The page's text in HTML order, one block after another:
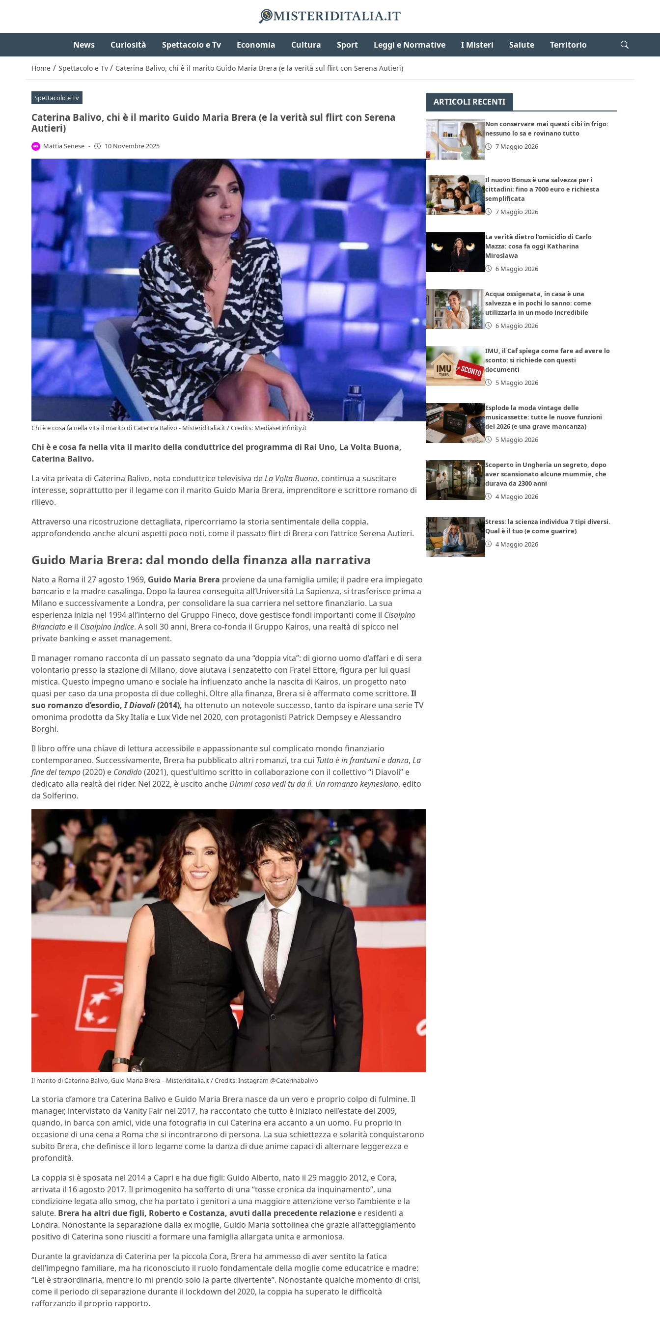
News Curiosità Spettacolo e Tv Economia Cultura Sport Leggi e Normative I Misteri Salute Territorio
Home / Spettacolo e Tv / Caterina Balivo, chi è il marito Guido Maria Brera (e la verità sul flirt con Serena Autieri)
Spettacolo e Tv
Caterina Balivo, chi è il marito Guido Maria Brera (e la verità sul flirt con Serena
Autieri)
Mattia Senese - 10 Novembre 2025
Chi è e cosa fa nella vita il marito di Caterina Balivo - Misteriditalia.it / Credits: Mediasetinfinity.it
Chi è e cosa fa nella vita il marito della conduttrice del programma di Rai Uno, La Volta Buona,
Caterina Balivo.
La vita privata di Caterina Balivo, nota conduttrice televisiva deLa Volta Buona, continua a suscitare
interesse, soprattutto per il legame con il marito Guido Maria Brera, imprenditore e scrittore romano di
rilievo.
Attraverso una ricostruzione dettagliata, ripercorriamo la storia sentimentale della coppia,
approfondendo anche alcuni aspetti poco noti, come il passato flirt di Brera con l’attrice Serena Autieri.
Guido Maria Brera: dal mondo della finanza alla narrativa
Nato a Roma il 27 agosto 1969, Guido Maria Brera proviene da una famiglia umile; il padre era impiegato
bancario e la madre casalinga. Dopo la laurea conseguita all’Università La Sapienza, si trasferisce prima a
Milano e successivamente a Londra, per consolidare la sua carriera nel settore finanziario. La sua
esperienza inizia nel 1994 all’interno del Gruppo Fineco, dove gestisce fondi importanti come il Cisalpino
Bilanciato e il Cisalpino Indice. A soli 30 anni, Brera co-fonda il Gruppo Kairos, una realtà di spicco nel
private banking e asset management.
Il manager romano racconta di un passato segnato da una “doppia vita”: di giorno uomo d’affari e di sera
volontario presso la stazione di Milano, dove aiutava i senzatetto con Fratel Ettore, figura per lui quasi
mistica. Questo impegno umano e sociale ha influenzato anche la nascita di Kairos, un progetto nato
quasi per caso da una proposta di due colleghi. Oltre alla finanza, Brera si è affermato come scrittore. Il
suo romanzo d’esordio,I Diavoli(2014), ha ottenuto un notevole successo, tanto da ispirare una serie TV
omonima prodotta da Sky Italia e Lux Vide nel 2020, con protagonisti Patrick Dempsey e Alessandro
Borghi.
Il libro offre una chiave di lettura accessibile e appassionante sul complicato mondo finanziario
contemporaneo. Successivamente, Brera ha pubblicato altri romanzi, tra cui Tutto è in frantumi e danza, La
fine del tempo(2020) e Candido(2021), quest’ultimo scritto in collaborazione con il collettivo “i Diavoli” e
dedicato alla realtà dei rider. Nel 2022, è uscito ancheDimmi cosa vedi tu da lì. Un romanzo keynesiano, edito
da Solferino.
Il marito di Caterina Balivo, Guio Maria Brera – Misteriditalia.it / Credits: Instagram @Caterinabalivo
La storia d’amore tra Caterina Balivo e Guido Maria Brera nasce da un vero e proprio colpo di fulmine. Il
manager, intervistato da Vanity Fair nel 2017, ha raccontato che tutto è iniziato nell’estate del 2009,
quando, in barca con amici, vide una fotografia in cui Caterina era accanto a un uomo. Fu proprio in
occasione di una cena a Roma che si incontrarono di persona. La sua schiettezza e solarità conquistarono
subito Brera, che definisce il loro legame come la danza di due anime capaci di alternare leggerezza e
profondità.
La coppia si è sposata nel 2014 a Capri e ha due figli: Guido Alberto, nato il 29 maggio 2012, e Cora,
arrivata il 16 agosto 2017. Il primogenito ha sofferto di una “tosse cronica da inquinamento”, una
condizione legata allo smog, che ha portato i genitori a una maggiore attenzione verso l’ambiente e la
salute. Brera ha altri due figli, Roberto e Costanza, avuti dalla precedente relazione e residenti a
Londra. Nonostante la separazione dalla ex moglie, Guido Maria sottolinea che grazie all’atteggiamento
positivo di Caterina sono riusciti a formare una famiglia allargata unita e armoniosa.
Durante la gravidanza di Caterina per la piccola Cora, Brera ha ammesso di aver sentito la fatica
dell’impegno familiare, ma ha riconosciuto il ruolo fondamentale della moglie come educatrice e madre:
“Lei è straordinaria, mentre io mi prendo solo la parte divertente”. Nonostante qualche momento di crisi,
come il periodo di separazione durante il lockdown del 2020, la coppia ha superato le difficoltà
rafforzando il proprio rapporto.
ARTICOLI RECENTI
Non conservare mai questi cibi in frigo:
nessuno lo sa e rovinano tutto
7 Maggio 2026
Il nuovo Bonus è una salvezza per i
cittadini: fino a 7000 euro e richiesta
semplificata
7 Maggio 2026
La verità dietro l’omicidio di Carlo
Mazza: cosa fa oggi Katharina
Miroslawa
6 Maggio 2026
Acqua ossigenata, in casa è una
salvezza e in pochi lo sanno: come
utilizzarla in un modo incredibile
6 Maggio 2026
IMU, il Caf spiega come fare ad avere lo
sconto: si richiede con questi
documenti
5 Maggio 2026
Esplode la moda vintage delle
musicassette: tutte le nuove funzioni
del 2026 (e una grave mancanza)
5 Maggio 2026
Scoperto in Ungheria un segreto, dopo
aver scansionato alcune mummie, che
durava da 2300 anni
4 Maggio 2026
Stress: la scienza individua 7 tipi diversi.
Qual è il tuo (e come guarire)
4 Maggio 2026